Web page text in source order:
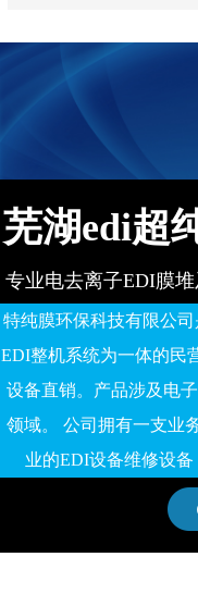
深圳市和科达水处
备有限公司
芜湖edi超
专业电去离子EDI膜
特纯膜环保科技有限公
EDI整机系统为一体的民
设备直销。产品涉及电
领域。 公司拥有一支业
业的EDI设备维修设